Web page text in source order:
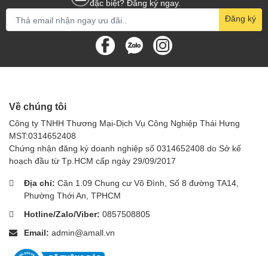
Kích thước: Đảm bảo ống nối tương thích với kích thước
ống hút bụi và các phụ kiện khác.
: Chọn ống nối làm từ vật liệu bền bỉ, chịu được
để đảm bảo chất lượng.
Một số loại ống nối 1-1/2” phổ
biến:
Ống nối cong : Giúp tiếp cận các góc hẹp và vị trí khó tiếp
Ống nối xoay : Cho phép xoay đầu hút linh hoạt.
Ống nối 1-1/2” là phụ kiện không thể thiếu cho máy hút bụi. Với
đặc biệt? Đăng ký ngay.
Đăng ký
Về chúng tôi
Công ty TNHH Thương Mại-Dịch Vụ Công Nghiệp Thái Hưng
MST:0314652408
Chứng nhận đăng ký doanh nghiệp số 0314652408 do Sở kế
hoạch đầu từ Tp.HCM cấp ngày 29/09/2017
Địa chỉ: Căn 1.09 Chung cư Võ Đình, Số 8 đường TA14,
Phường Thới An, TPHCM
Hotline/Zalo/Viber: 0857508805
Email: admin@amall.vn